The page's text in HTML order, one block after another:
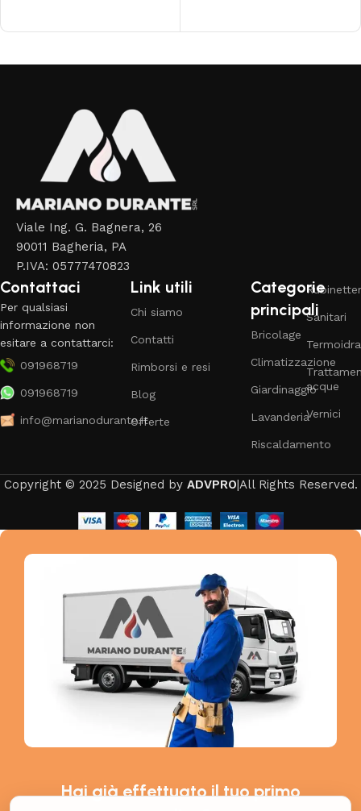
Viale Ing. G. Bagnera, 26
90011 Bagheria, PA
P.IVA: 05777470823
Contattaci
Per qualsiasi
informazione non
esitare a contattarci:
091968719
091968719
info@marianodurante.it
Link utili
Chi siamo
Contatti
Rimborsi e resi
Blog
Offerte
Categorie
principali
Bricolage
Climatizzazione
Giardinaggio
Lavanderia
Riscaldamento
Sanitari
acque
Vernici
Copyright © 2025 Designed by ADVPRO|All Rights Reserved.
Hai già effettuato il tuo primo